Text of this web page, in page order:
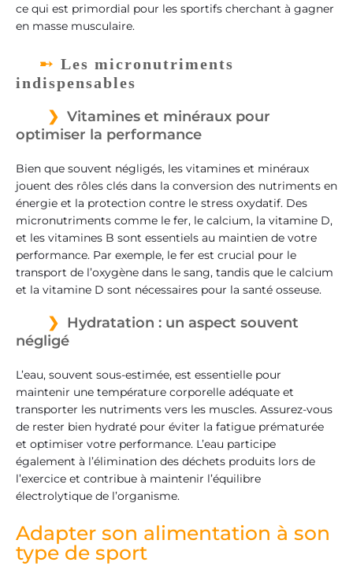
ce qui est primordial pour les sportifs cherchant à gagner
en masse musculaire.
Les micronutriments
indispensables
Vitamines et minéraux pour
optimiser la performance
Bien que souvent négligés, les vitamines et minéraux
jouent des rôles clés dans la conversion des nutriments en
énergie et la protection contre le stress oxydatif. Des
micronutriments comme le fer, le calcium, la vitamine D,
et les vitamines B sont essentiels au maintien de votre
performance. Par exemple, le fer est crucial pour le
transport de l’oxygène dans le sang, tandis que le calcium
et la vitamine D sont nécessaires pour la santé osseuse.
Hydratation : un aspect souvent
négligé
L’eau, souvent sous-estimée, est essentielle pour
maintenir une température corporelle adéquate et
transporter les nutriments vers les muscles. Assurez-vous
de rester bien hydraté pour éviter la fatigue prématurée
et optimiser votre performance. L’eau participe
également à l’élimination des déchets produits lors de
l’exercice et contribue à maintenir l’équilibre
électrolytique de l’organisme.
Adapter son alimentation à son
type de sport